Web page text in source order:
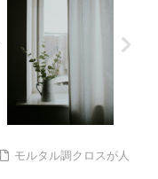
モルタル調クロスが人